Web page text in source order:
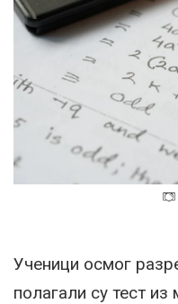
Ученици осмог
полагали су тест